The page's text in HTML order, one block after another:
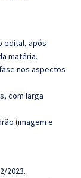
edital, após
matéria.
nos aspectos
com larga
(imagem e
2023.